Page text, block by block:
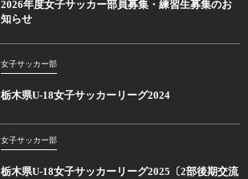
2026年度女子サッカー部員募集・練習生募集のお
知らせ
女子サッカー部
栃木県U-18女子サッカーリーグ2024
女子サッカー部
栃木県U-18女子サッカーリーグ2025〔2部後期交流